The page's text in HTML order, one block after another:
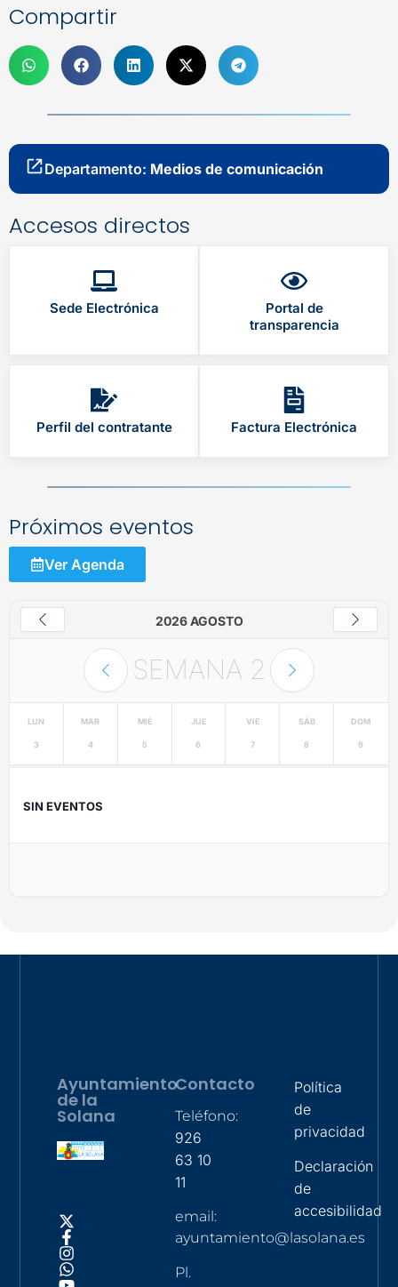
Compartir
Departamento: Medios de comunicación
Accesos directos
Sede Electrónica
Portal de
transparencia
Perfil del contratante Factura Electrónica
Próximos eventos
Ver Agenda
2026 AGOSTO
SEMANA 2
LUN
3
MAR
4
MIÉ
5
JUE
6
VIE
7
SÁB
8
DOM
9
SIN EVENTOS
Ayuntamiento
de la
Solana
Contacto
Teléfono:
926
63 10
11
email:
ayuntamiento@lasolana.es
Pl.
Política
de
privacidad
Declaración
de
accesibilidad